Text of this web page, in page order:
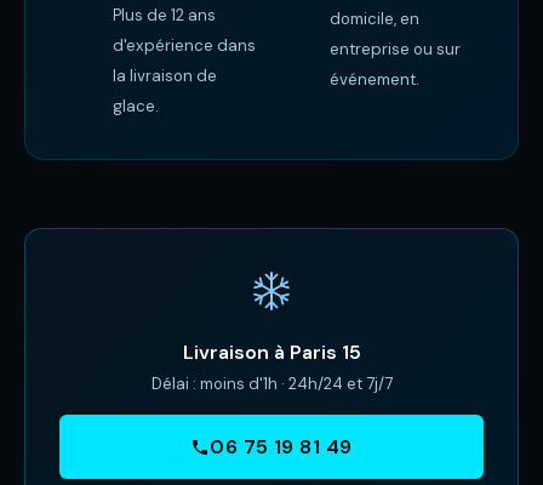
Plus de 12 ans
d'expérience dans
la livraison de
glace.
domicile, en
entreprise ou sur
événement.
Livraison à Paris 15
Délai : moins d'1h · 24h/24 et 7j/7
06 75 19 81 49